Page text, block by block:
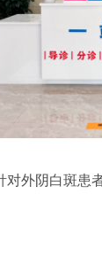
外阴白斑